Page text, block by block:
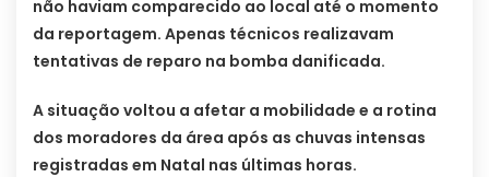
não haviam comparecido ao local até o momento
da reportagem. Apenas técnicos realizavam
tentativas de reparo na bomba danificada.
A situação voltou a afetar a mobilidade e a rotina
dos moradores da área após as chuvas intensas
registradas em Natal nas últimas horas.